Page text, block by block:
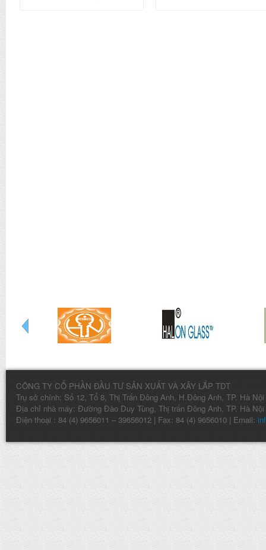
CÔNG TY CỔ PHẦN ĐẦU TƯ SẢN XUẤT VÀ XÂY LẮP TDT
Trụ sở chính: Số 12, Tổ 8, Thị Trấn Đông Anh, H.Đông Anh, TP. Hà Nội
Địa chỉ nhà máy: Đường Đào Duy Tùng, Thị trấn Đông Anh, TP. Hà Nội
Điện thoại : 84 (4) 9656011 – 39656012 | Fax: 84 (4) 9656010 | Email: